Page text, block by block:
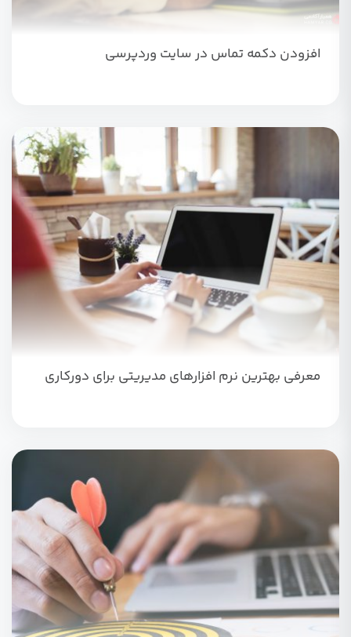
افزودن دکمه تماس در سایت وردپرسی
معرفی بهترین نرم افزارهای مدیریتی برای دورکاری